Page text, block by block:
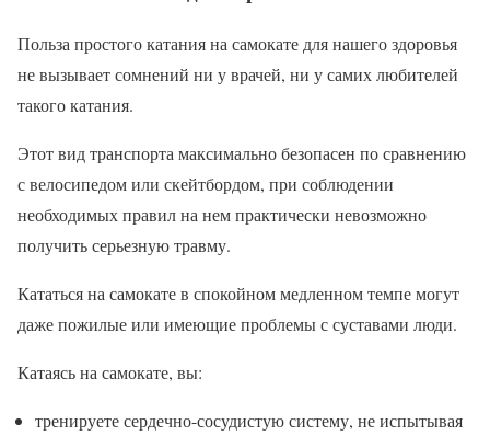
Польза простого катания на самокате для нашего здоровья
не вызывает сомнений ни у врачей, ни у самих любителей
такого катания.
Этот вид транспорта максимально безопасен по сравнению
с велосипедом или скейтбордом, при соблюдении
необходимых правил на нем практически невозможно
получить серьезную травму.
Кататься на самокате в спокойном медленном темпе могут
даже пожилые или имеющие проблемы с суставами люди.
Катаясь на самокате, вы:
тренируете сердечно-сосудистую систему, не испытывая